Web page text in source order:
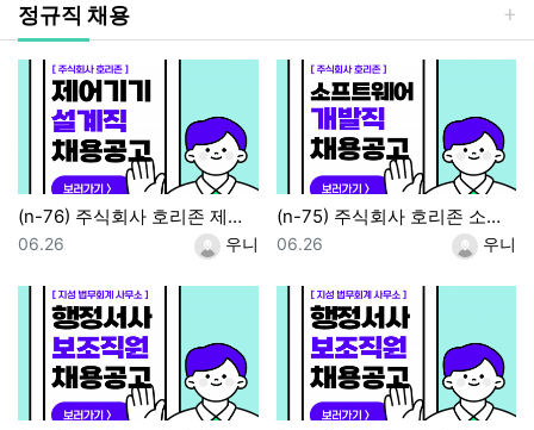
정규직 채용
(n-76) 주식회사 호리존 제어기기 설계직 / 정사원
등록자
우니
등록일
06.26
(n-75) 주식회사 호리존 소프트웨어 개발직 / 정사원
등록자우니
등록일
06.26